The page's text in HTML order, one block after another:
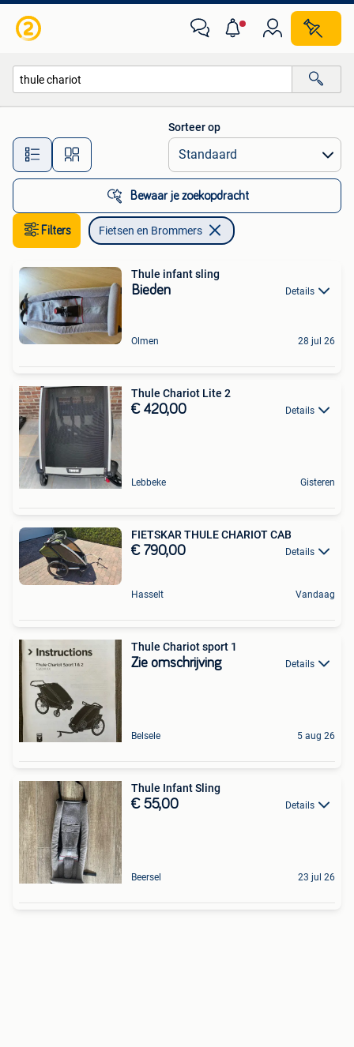
Alle afstanden…
Sorteer op
Bewaar je zoekopdracht
Filters Fietsen en Brommers
Thule infant sling
Bieden Details
Olmen 28 jul 26
Thule Chariot Lite 2
€ 420,00 Details
Lebbeke Gisteren
FIETSKAR THULE CHARIOT CAB
€ 790,00 Details
Hasselt Vandaag
Thule Chariot sport 1
Zie omschrijving Details
Belsele 5 aug 26
Thule Infant Sling
€ 55,00 Details
Beersel 23 jul 26